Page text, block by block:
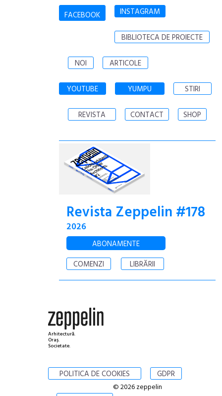
FACEBOOK INSTAGRAM
BIBLIOTECA DE PROIECTE
NOI ARTICOLE
YOUTUBE YUMPU STIRI
REVISTA CONTACT SHOP
Revista Zeppelin #178
2026
ABONAMENTE
COMENZI
LIBRĂRII
Arhitectură.
Oraș.
Societate.
POLITICA DE COOKIES GDPR
© 2026 zeppelin